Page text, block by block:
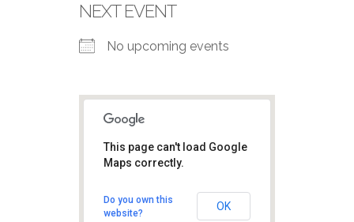
NEXT EVENT
No upcoming events
Partenza
Milano
View Eventi
This page can't load Google
Maps correctly.
Do you own this
website?
OK